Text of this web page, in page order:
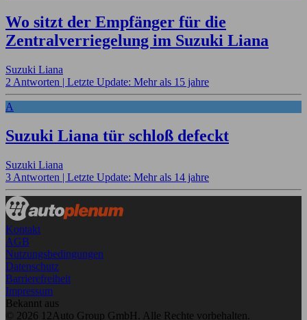
Wo sitzt der Empfänger für die
Zentralverriegelung im Suzuki Liana
Suzuki Liana
2 Antworten | Letzte Update: Mehr als 15 jahre
A
Suzuki Liana tür schloß defeckt
Suzuki Liana
3 Antworten | Letzte Update: Mehr als 14 jahre
Kontakt
AGB
Nutzungsbedingungen
Datenschutz
Barrierefreiheit
Impressum
Bekannt aus
© 2026 12Auto Group GmbH. Alle Rechte vorbehalten.